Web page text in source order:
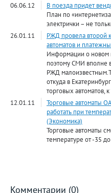
06.06.12
В поезда придет
План по
электрички – не
26.01.11
РЖД провела второй
автоматов и
Информации о новом
поэтому СМИ вполне
РЖД
откуда в
торговых автоматов,
12.01.11
Торговые автоматы
работать при
(Экономика)
Торговые автоматы
температуре от -35
Комментарии (0)